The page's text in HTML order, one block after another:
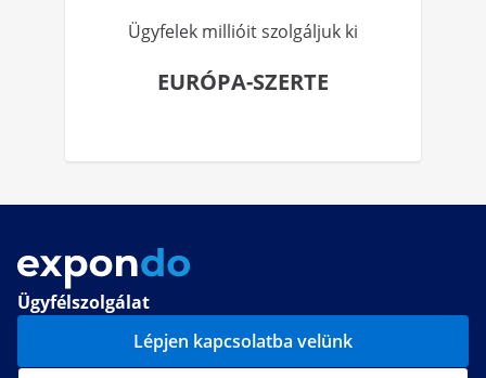
Ügyfelek millióit szolgáljuk ki
EURÓPA-SZERTE
Ügyfélszolgálat
Lépjen kapcsolatba velünk